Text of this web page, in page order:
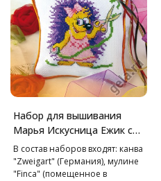
Набор для вышивания
Марья Искусница Ежик с
лентами, 10х10 см
В состав наборов входят: канва
"Zweigart" (Германия), мулине
"Finca" (помещенное в